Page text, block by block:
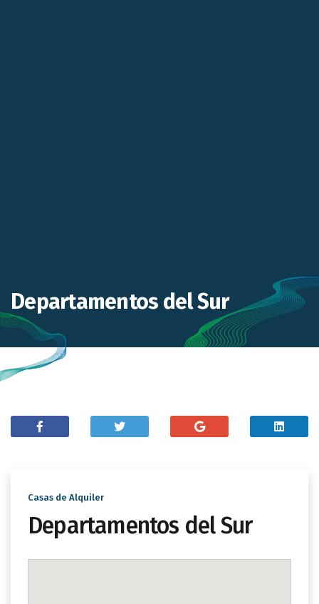
Departamentos del Sur
Casas de Alquiler
Departamentos del Sur